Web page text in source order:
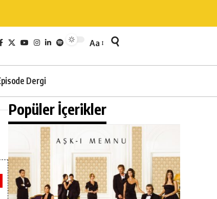
Aa
Dergi
Popüler İçerikler